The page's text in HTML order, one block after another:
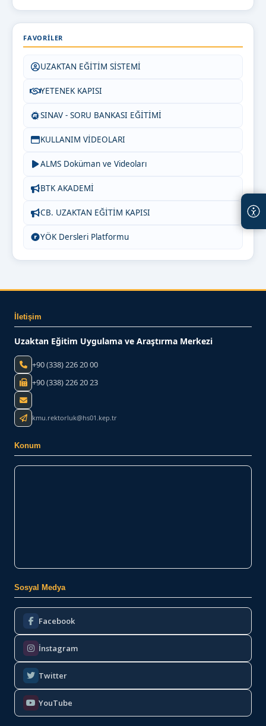
FAVORILER
UZAKTAN EĞİTİM SİSTEMİ
YETENEK KAPISI
SINAV - SORU BANKASI EĞİTİMİ
KULLANIM VİDEOLARI
ALMS Doküman ve Videoları
BTK AKADEMİ
CB. UZAKTAN EĞİTİM KAPISI
YÖK Dersleri Platformu
İletişim
Uzaktan Eğitim Uygulama ve Araştırma Merkezi
+90 (338) 226 20 00
+90 (338) 226 20 23
kmu.rektorluk@hs01.kep.tr
Konum
Sosyal Medya
Facebook
İnstagram
Twitter
YouTube